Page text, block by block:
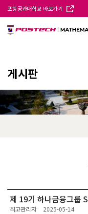
포항공과대학교 바로가기
게시판
제 19기 하나금융그룹
최고관리자 2025-05-14